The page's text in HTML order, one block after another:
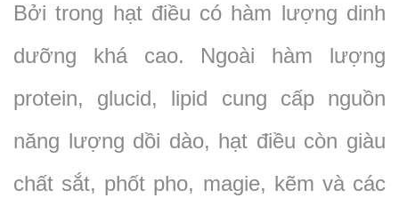
Bởi trong hạt điều có hàm lượng dinh
dưỡng khá cao. Ngoài hàm lượng
protein, glucid, lipid cung cấp nguồn
năng lượng dồi dào, hạt điều còn giàu
chất sắt, phốt pho, magie, kẽm và các